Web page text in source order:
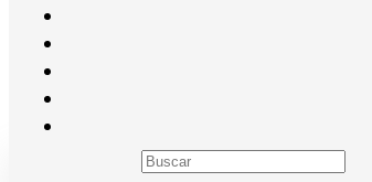
Calendario de eventos